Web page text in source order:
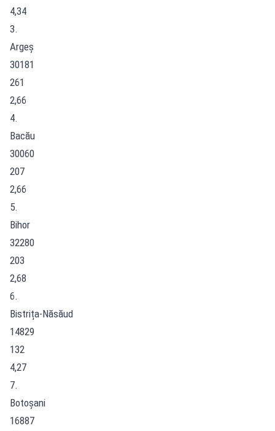
4,34
3.
Argeș
30181
261
2,66
4.
Bacău
30060
207
2,66
5.
Bihor
32280
203
2,68
6.
Bistrița-Năsăud
14829
132
4,27
7.
Botoșani
16887